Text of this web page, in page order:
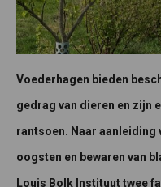
Voederhagen bieden
gedrag van dieren en zijn
rantsoen. Naar aanleiding
oogsten en bewaren van
Louis Bolk Instituut twee